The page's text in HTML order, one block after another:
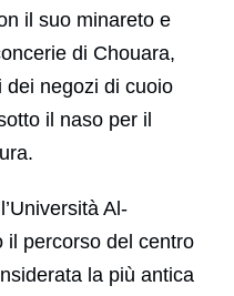
il suo minareto e
di Chouara,
dei negozi di cuoio
il naso per il
Al-
il percorso del centro
la più antica